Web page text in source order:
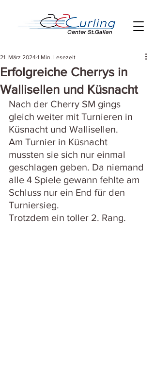
Erfolgreiche Cherrys in
Wallisellen und Küsnacht
21. März 2024 1 Min. Lesezeit
Nach der Cherry SM gings
gleich weiter mit Turnieren in
Küsnacht und Wallisellen.
Am Turnier in Küsnacht
mussten sie sich nur einmal
geschlagen geben. Da niemand
alle 4 Spiele gewann fehlte am
Schluss nur ein End für den
Turniersieg.
Trotzdem ein toller 2. Rang.